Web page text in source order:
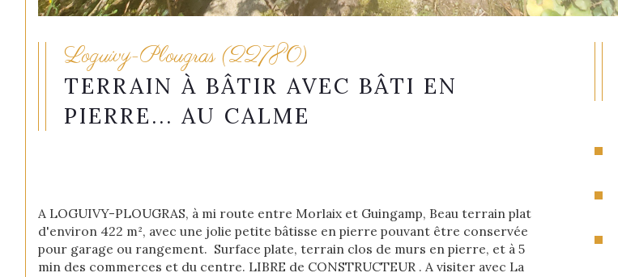
Loguivy-Plougras (22780)
TERRAIN À BÂTIR AVEC BÂTI EN
PIERRE... AU CALME
A LOGUIVY-PLOUGRAS, à mi route entre Morlaix et Guingamp, Beau terrain plat
d'environ 422 m², avec une jolie petite bâtisse en pierre pouvant être conservée
pour garage ou rangement.  Surface plate, terrain clos de murs en pierre, et à 5
min des commerces et du centre. LIBRE de CONSTRUCTEUR . A visiter avec La